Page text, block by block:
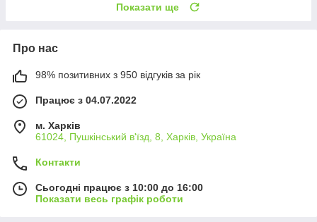
Показати ще
Про нас
98% позитивних з 950 відгуків за рік
Працює з 04.07.2022
м. Харків
61024, Пушкінський в'їзд, 8, Харків, Україна
Контакти
Сьогодні працює з 10:00 до 16:00
Показати весь графік роботи